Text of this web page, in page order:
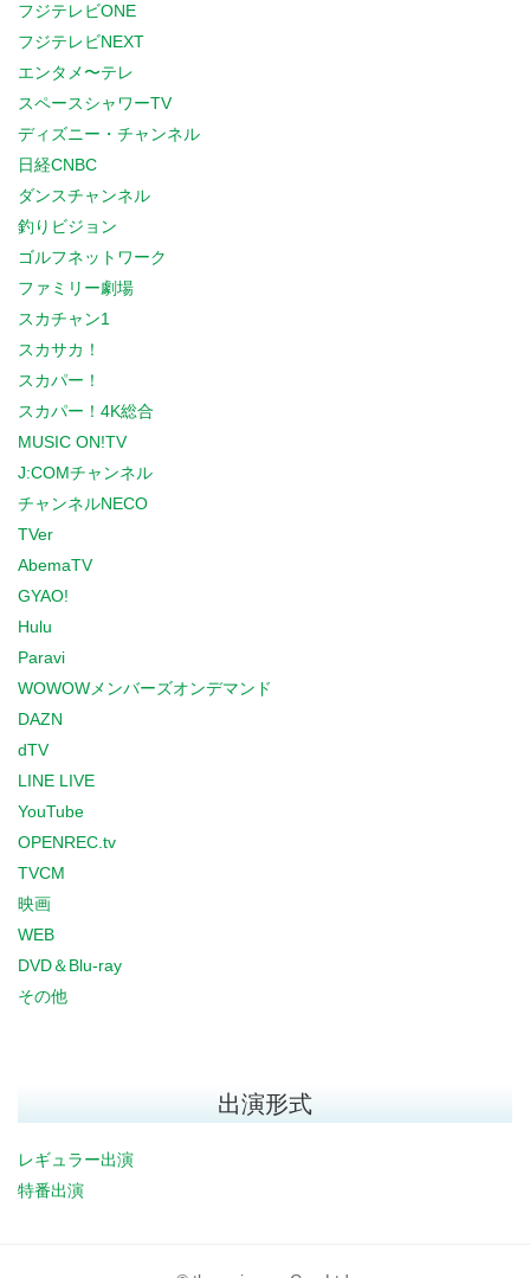
フジテレビONE
フジテレビNEXT
エンタメ〜テレ
スペースシャワーTV
ディズニー・チャンネル
日経CNBC
ダンスチャンネル
釣りビジョン
ゴルフネットワーク
ファミリー劇場
スカチャン1
スカサカ！
スカパー！
スカパー！4K総合
MUSIC ON!TV
J:COMチャンネル
チャンネルNECO
TVer
AbemaTV
GYAO!
Hulu
Paravi
WOWOWメンバーズオンデマンド
DAZN
dTV
LINE LIVE
YouTube
OPENREC.tv
TVCM
映画
WEB
DVD＆Blu-ray
その他
出演形式
レギュラー出演
特番出演